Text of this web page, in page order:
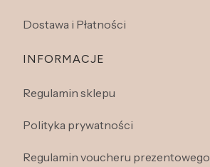
Dostawa i Płatności
INFORMACJE
Regulamin sklepu
Polityka prywatności
Regulamin voucheru prezentowego